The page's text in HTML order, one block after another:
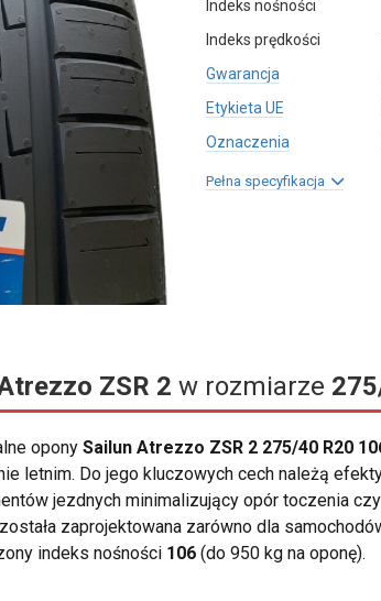
Indeks nośności
Indeks prędkości
Gwarancja
Etykieta UE
Oznaczenia
Pełna specyfikacja
ZSR 2 w rozmiarze
opony Sailun Atrezzo ZSR 2 275/40 R20
letnim. Do jego kluczowych cech należą
jezdnych minimalizujący opór toczenia
została zaprojektowana zarówno dla
indeks nośności 106 (do 950 kg na oponę).